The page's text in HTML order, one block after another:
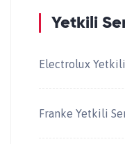
Yetkili
Electrolux
Franke Yetkili